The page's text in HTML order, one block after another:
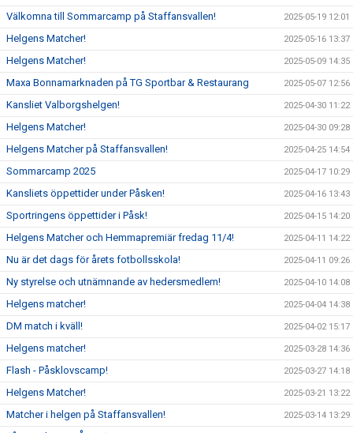
Välkomna till Sommarcamp på Staffansvallen! 2025-05-19 12:01
Helgens Matcher! 2025-05-16 13:37
Helgens Matcher! 2025-05-09 14:35
Maxa Bonnamarknaden på TG Sportbar & Restaurang 2025-05-07 12:56
Kansliet Valborgshelgen! 2025-04-30 11:22
Helgens Matcher! 2025-04-30 09:28
Helgens Matcher på Staffansvallen! 2025-04-25 14:54
Sommarcamp 2025 2025-04-17 10:29
Kansliets öppettider under Påsken! 2025-04-16 13:43
Sportringens öppettider i Påsk! 2025-04-15 14:20
Helgens Matcher och Hemmapremiär fredag 11/4! 2025-04-11 14:22
Nu är det dags för årets fotbollsskola! 2025-04-11 09:26
Ny styrelse och utnämnande av hedersmedlem! 2025-04-10 14:08
Helgens matcher! 2025-04-04 14:38
DM match i kväll! 2025-04-02 15:17
Helgens matcher! 2025-03-28 14:36
Flash - Påsklovscamp! 2025-03-27 14:18
Helgens Matcher! 2025-03-21 13:22
Matcher i helgen på Staffansvallen! 2025-03-14 13:29